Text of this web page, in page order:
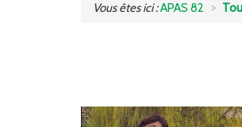
Vous êtes ici :APAS 82